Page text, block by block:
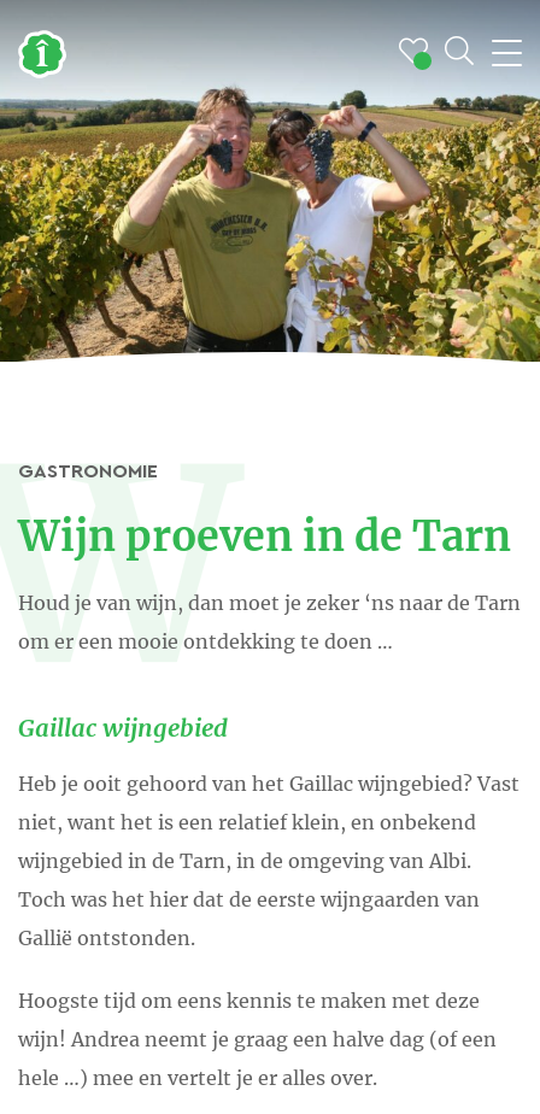
GASTRONOMIE
Wijn proeven in de Tarn
Houd je van wijn, dan moet je zeker ‘ns naar de Tarn
om er een mooie ontdekking te doen …
Gaillac wijngebied
Heb je ooit gehoord van het Gaillac wijngebied? Vast
niet, want het is een relatief klein, en onbekend
wijngebied in de Tarn, in de omgeving van Albi.
Toch was het hier dat de eerste wijngaarden van
Gallië ontstonden.
Hoogste tijd om eens kennis te maken met deze
wijn! Andrea neemt je graag een halve dag (of een
hele …) mee en vertelt je er alles over.